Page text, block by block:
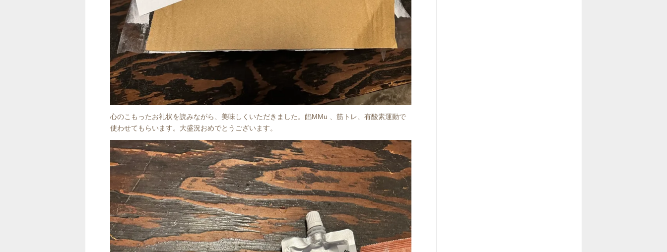
心のこもったお礼状を読みながら、美味しくいただきました。餡MMu 、筋トレ、有酸素運動で
使わせてもらいます。大盛況おめでとうございます。